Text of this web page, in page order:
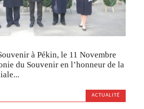
à Pékin, le 11 Novembre
du Souvenir en l’honneur de la
ACTUALITÉ